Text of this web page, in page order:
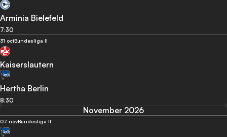
Arminia Bielefeld
7:30
31 octBundesliga II
Kaiserslautern
Hertha Berlin
8:30
November 2026
07 novBundesliga II